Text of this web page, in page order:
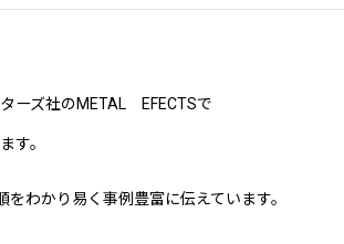
ーズ社のMETAL EFECTSで
す。
わかり易く事例豊富に伝えています。